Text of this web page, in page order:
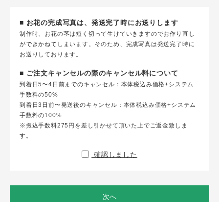
■ お花の完成写真は、発送完了時にお送りします
制作時、お花の茎は短く切って生けていきますのでお作り直し
ができかねてしまいます。そのため、完成写真は発送完了時に
お送りしております。
■ ご注文キャンセルの際のキャンセル料について
到着日5〜4日前までのキャンセル：本体税込み価格+システム
手数料の50%
到着日3日前〜発送後のキャンセル：本体税込み価格+システム
手数料の100%
※振込手数料275円を差し引かせて頂いた上でご返金致しま
す。
確認しました
次へ